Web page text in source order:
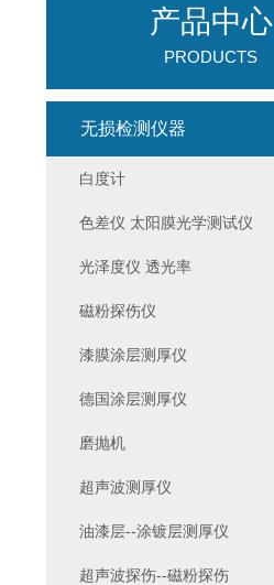
产品中心
PRODUCTS
无损检测仪器
白度计
色差仪 太阳膜光学测试仪
光泽度仪 透光率
磁粉探伤仪
漆膜涂层测厚仪
德国涂层测厚仪
磨抛机
超声波测厚仪
油漆层--涂镀层测厚仪
超声波探伤--磁粉探伤